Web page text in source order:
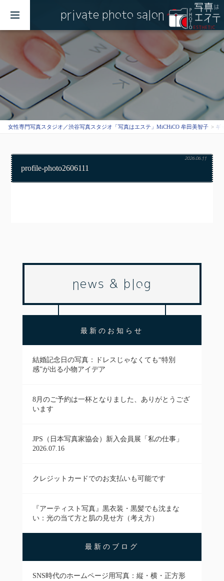
private photo salon
女性専門写真スタジオ／渋谷写真スタジオ「写真はエステ」MiCHiCO 牟田美智子 ギ
2026.06.11
profile-photo2606111
news & blog
最新のお知らせ
結婚記念日の写真：ドレスじゃなくても“特別
感”が出る小物アイデア
8月のご予約は一杯となりました、ありがとうござ
います
JPS（日本写真家協会）新入会員展「私の仕事」
2026.07.16
クレジットカードでのお支払いも可能です
『アーティスト写真』黒衣装・黒髪でも沈まな
い：光の当て方と肌の見せ方（考え方）
最新のブログ
SNS時代のホームページ用写真：縦・横・正方形